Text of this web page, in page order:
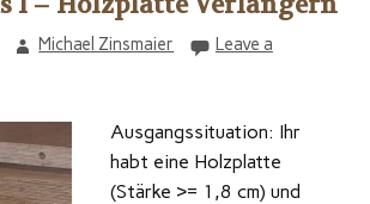
Michael Zinsmaier
Leave a
Ausgangssituation: Ihr
habt eine Holzplatte
(Stärke >= 1,8 cm) und